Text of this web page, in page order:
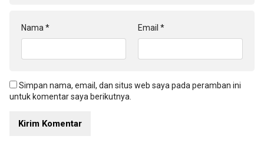
Nama * Email *
Simpan nama, email, dan situs web saya pada peramban ini
untuk komentar saya berikutnya.